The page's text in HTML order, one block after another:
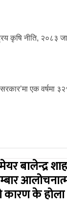
कृषि नीति, २०८३
एक वर्षमा
बालेन्द्र
कारण के होला